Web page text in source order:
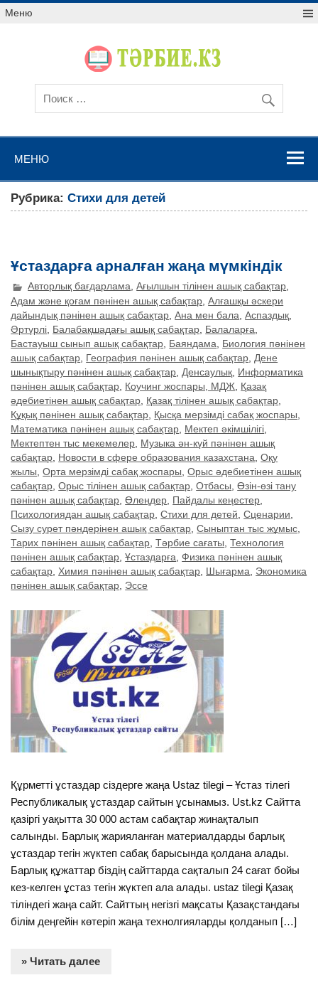
Меню
МЕНЮ
Рубрика:Стихи для детей
Ұстаздарға арналған жаңа мүмкіндік
Авторлық бағдарлама,Ағылшын тілінен ашық сабақтар,
Адам және қоғам пәнінен ашық сабақтар ,Алғашқы әскери
дайындық пәнінен ашық сабақтар ,Ана мен бала ,Аспаздық
Әртүрлі
Балабақшадағы ашық сабақтар Балаларға
Бастауыш сынып ашық сабақтар
Баяндама
Биология пәнінен
ашық сабақтар
География пәнінен ашық сабақтар Дене
шынықтыру пәнінен ашық сабақтар Денсаулық
Информатика
пәнінен ашық сабақтар
Коучинг жоспары, МДЖ
Қазақ
әдебиетінен ашық сабақтар
Қазақ тілінен ашық сабақтар
Құқық пәнінен ашық сабақтар
Қысқа мерзімді сабақ жоспары
Математика пәнінен ашық сабақтар
Мектеп әкімшілігі
Мектептен тыс мекемелер
Музыка ән-күй пәнінен ашық
сабақтар
Новости в сфере образования казахстана ,Оқу
жылы ,Орта мерзімді сабақ жоспары ,Орыс әдебиетінен ашық
сабақтар ,Орыс тілінен ашық сабақтар ,Отбасы ,Өзін-өзі тану
пәнінен ашық сабақтар ,Өлеңдер Пайдалы кеңестер
Психологиядан ашық сабақтар ,Стихи для детей ,Сценарии
Сызу сурет пәндерінен ашық сабақтар ,Сыныптан тыс жұмыс
Тарих пәнінен ашық сабақтар ,Тәрбие сағаты ,Технология
пәнінен ашық сабақтар ,Ұстаздарға ,Физика пәнінен ашық
сабақтар Химия пәнінен ашық сабақтар Шығарма
Экономика
пәнінен ашық сабақтар Эссе
Құрметті ұстаздар сіздерге жаңа Ustaz tilegi – Ұстаз тілегі
Республикалық ұстаздар сайтын ұсынамыз. Ust.kz Сайтта
қазіргі уақытта 30 000 астам сабақтар жинақталып
салынды. Барлық жарияланған материалдарды барлық
ұстаздар тегін жүктеп сабақ барысында қолдана алады.
Барлық құжаттар біздің сайттарда сақталып 24 сағат бойы
кез-келген ұстаз тегін жүктеп ала алады. ustaz tilegi Қазақ
тіліндегі жаңа сайт. Сайттың негізгі мақсаты Қазақстандағы
білім деңгейін көтеріп жаңа технолгияларды қолданып […]
» Читать далее